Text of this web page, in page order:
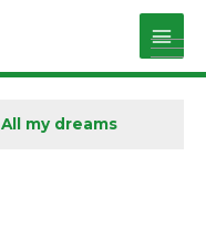
Main
All my dreams